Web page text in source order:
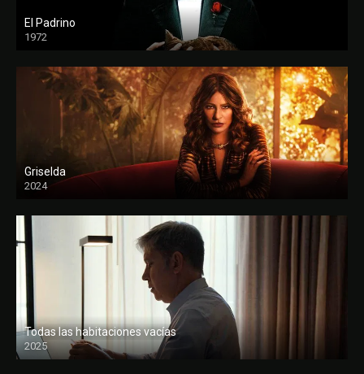
El Padrino
1972
FULL HD
Griselda
2024
Todas las habitaciones vacías
2025
FULL HD